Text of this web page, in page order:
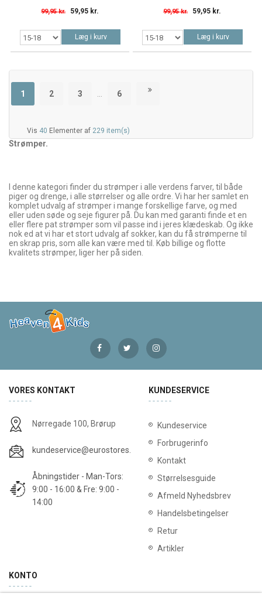
99,95 kr. 59,95 kr.
Læg i kurv
99,95 kr. 59,95 kr.
Læg i kurv
1 2 3 6
Vis 40 Elementer af 229 item(s)
Strømper.
I denne kategori finder du strømper i alle verdens farver, til både
piger og drenge, i alle størrelser og alle ordre. Vi har her samlet en
komplet udvalg af strømper i mange forskellige farve, og med
eller uden søde og seje figurer på. Du kan med garanti finde et en
eller flere pat strømper som vil passe ind i jeres klædeskab. Og ikke
nok ed at vi har et stort udvalg af sokker, kan du få strømperne til
en skrap pris, som alle kan være med til. Køb billige og flotte
kvalitets strømper, liger her på siden.
VORES KONTAKT
Nørregade 100, Brørup
kundeservice@eurostores.dk
Åbningstider - Man-Tors:
9:00 - 16:00 & Fre: 9:00 -
14:00
KUNDESERVICE
Kundeservice
Forbrugerinfo
Kontakt
Størrelsesguide
Afmeld Nyhedsbrev
Handelsbetingelser
Retur
Artikler
KONTO